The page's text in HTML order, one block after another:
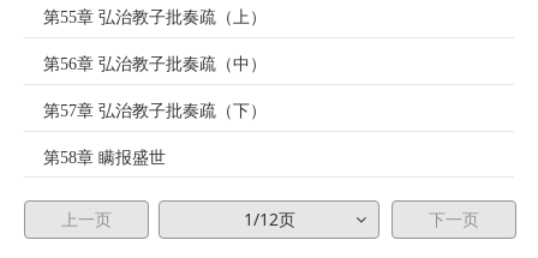
第55章 弘治教子批奏疏（上）
第56章 弘治教子批奏疏（中）
第57章 弘治教子批奏疏（下）
第58章 瞒报盛世
第59章 谁在说谎
上一页 1/12页 下一页